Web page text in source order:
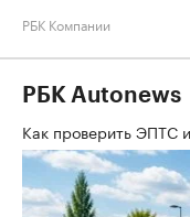
РБК Компании
РБК Autonews
Как проверить ЭПТС